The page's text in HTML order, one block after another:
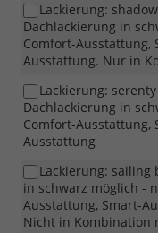
Lackierung:
Dachlackierung in
Comfort-Ausstattung,
Ausstattung. Nur in
Lackierung:
Dachlackierung in
Comfort-Ausstattung,
Ausstattung
Lackierung: sailing
in schwarz möglich -
Ausstattung, Smart-
Nicht in Kombination